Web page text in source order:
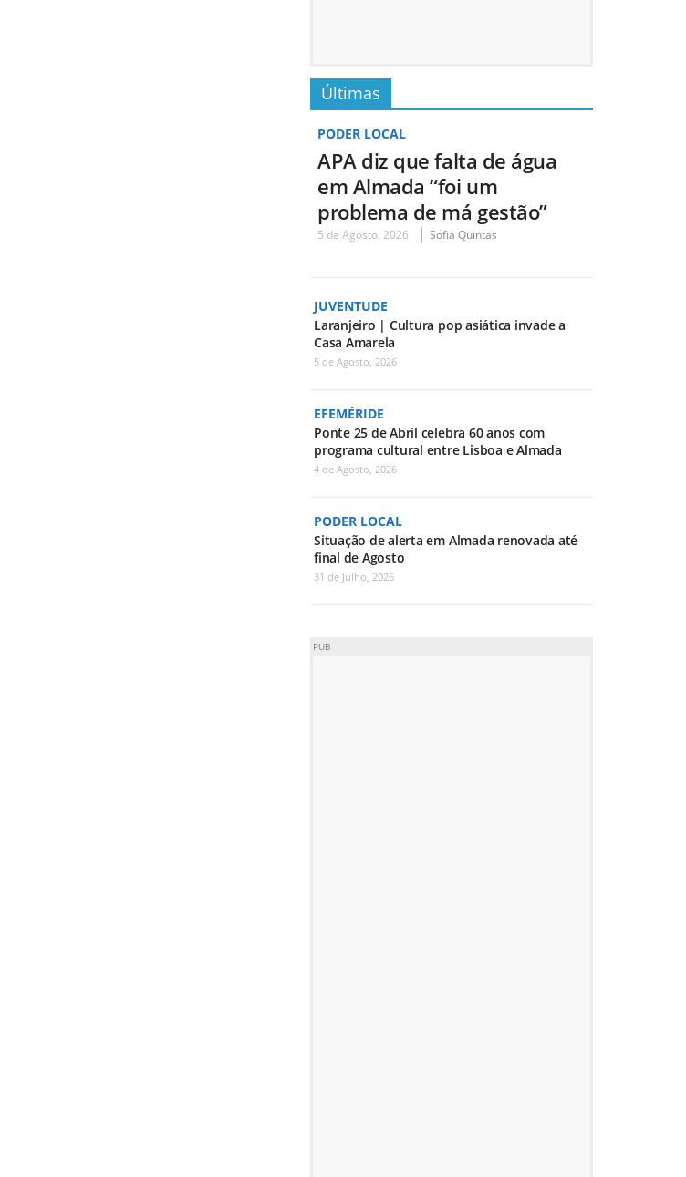
Últimas
PODER LOCAL
APA diz que falta de água
em Almada “foi um
problema de má gestão”
5 de Agosto, 2026 Sofia Quintas
JUVENTUDE
Laranjeiro | Cultura pop asiática invade a
Casa Amarela
5 de Agosto, 2026
EFEMÉRIDE
Ponte 25 de Abril celebra 60 anos com
programa cultural entre Lisboa e Almada
4 de Agosto, 2026
PODER LOCAL
Situação de alerta em Almada renovada até
final de Agosto
31 de Julho, 2026
PUB